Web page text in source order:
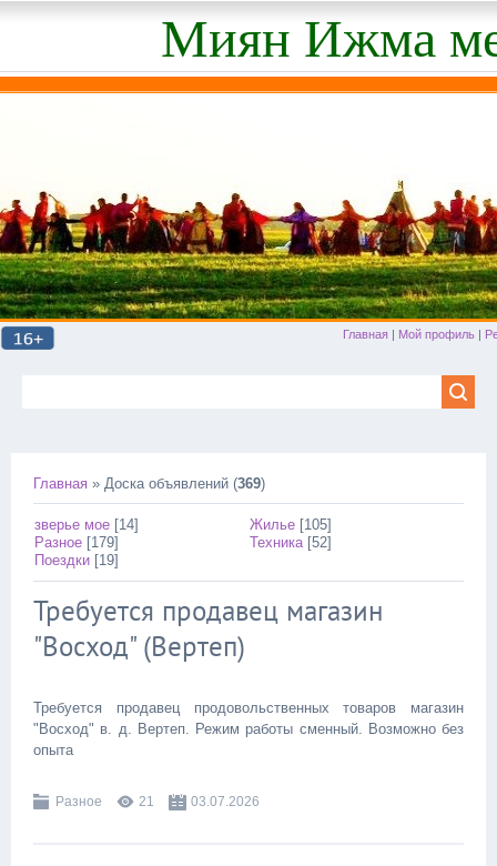
Миян Ижма
Главная | Мой профиль |
Главная » Доска объявлений (369)
зверье мое [14] Жилье [105]
Разное [179] Техника [52]
Поездки [19]
Требуется продавец магазин
"Восход" (Вертеп)
Требуется продавец продовольственных товаров магазин
"Восход" в. д. Вертеп. Режим работы сменный. Возможно без
опыта
Разное 21 03.07.2026